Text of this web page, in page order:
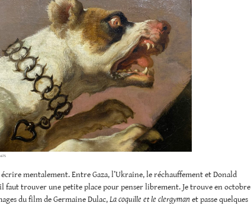
écrire mentalement. Entre Gaza, l’Ukraine, le réchauffement et Donald
faut trouver une petite place pour penser librement. Je trouve en octobre
du film de Germaine Dulac,La coquille et le clergymanet passe quelques